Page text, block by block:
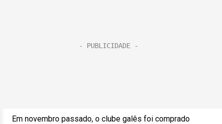
Em novembro passado, o clube galês foi comprado